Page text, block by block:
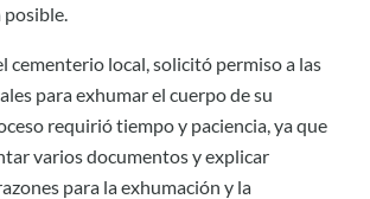
cementerio local, solicitó permiso a las
para exhumar el cuerpo de su
requirió tiempo y paciencia, ya que
varios documentos y explicar
para la exhumación y la